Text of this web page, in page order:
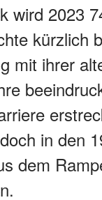
wird 2023
kürzlich
mit ihrer
in den
dem